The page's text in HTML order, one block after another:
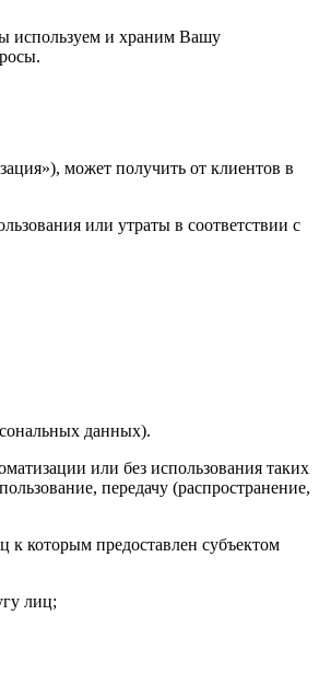
используем и храним Вашу
может получить от клиентов в
или утраты в соответствии с
данных).
или без использования таких
передачу (распространение,
которым предоставлен субъектом
лиц;